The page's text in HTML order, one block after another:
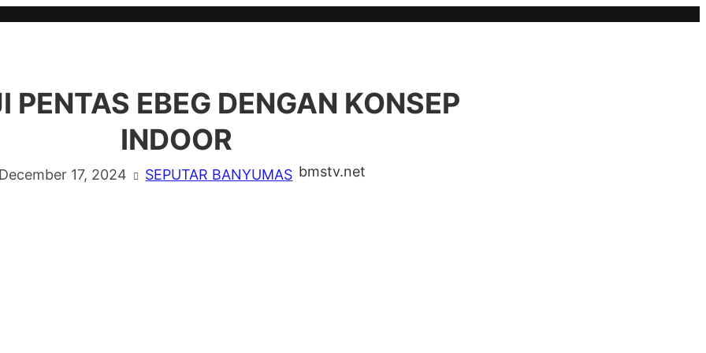
PENTAS EBEG DENGAN KONSEP
INDOOR
December 17, 2024 SEPUTAR BANYUMAS bmstv.net